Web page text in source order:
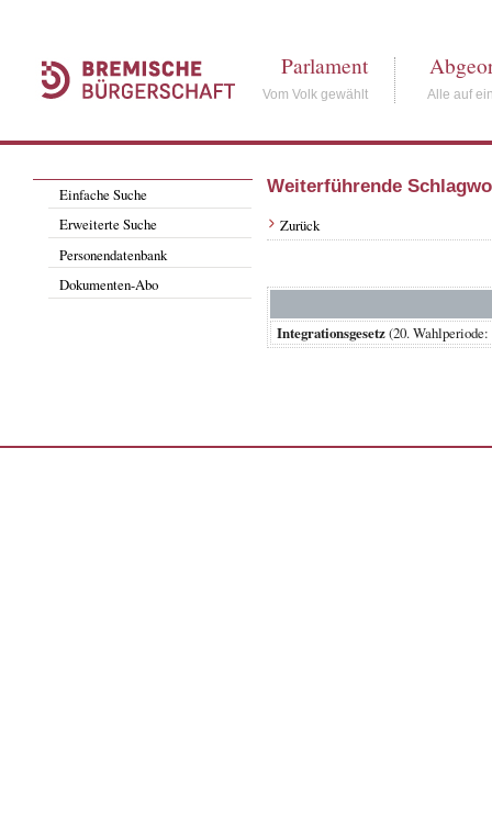
Parlament
Vom Volk gewählt Alle auf
Einfache Suche
Erweiterte Suche
Personendatenbank
Dokumenten-Abo
Weiterführende
Zurück
Integrationsgesetz(20.